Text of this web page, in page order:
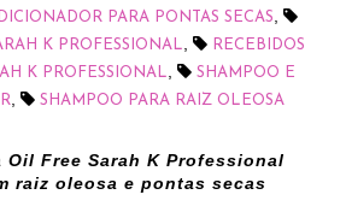
PARA PONTAS SECAS,
K PROFESSIONAL,
RECEBIDOS
K PROFESSIONAL,
SHAMPOO E
, SHAMPOO PARA RAIZ OLEOSA
Oil Free Sarah K Professional
raiz oleosa e pontas secas